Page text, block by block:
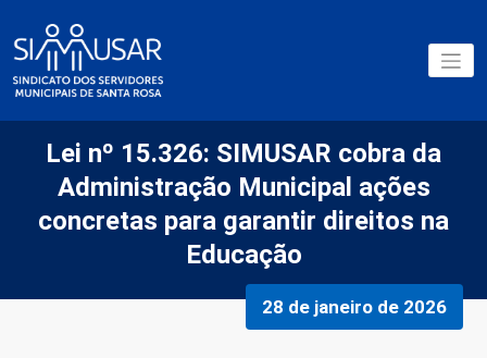
conteúdo
Sindicatos dos Servidores
Lei nº 15.326: SIMUSAR cobra da
Administração Municipal ações
concretas para garantir direitos na
Educação
28 de janeiro de 2026